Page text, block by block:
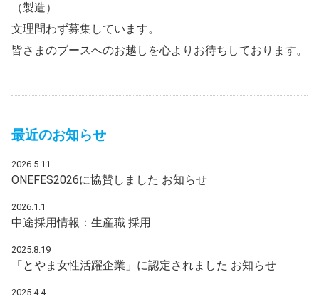
（製造）
文理問わず募集しています。
皆さまのブースへのお越しを心よりお待ちしております。
最近のお知らせ
2026.5.11
ONEFES2026に協賛しました お知らせ
2026.1.1
中途採用情報：生産職 採用
2025.8.19
「とやま女性活躍企業」に認定されました お知らせ
2025.4.4